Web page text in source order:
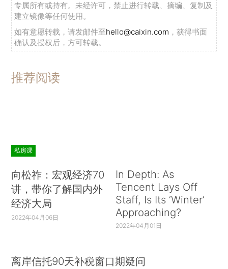
专属所有或持有。未经许可，禁止进行转载、摘编、复制及
建立镜像等任何使用。
如有意愿转载，请发邮件至hello@caixin.com ，获得书面
确认及授权后，方可转载。
推荐阅读
私房课
向松祚：宏观经济70
讲，带你了解国内外
经济大局
2022年04月06日
In Depth: As
Tencent Lays Off
Staff, Is Its ‘Winter’
Approaching?
2022年04月01日
离岸信托90天补税窗口期疑问